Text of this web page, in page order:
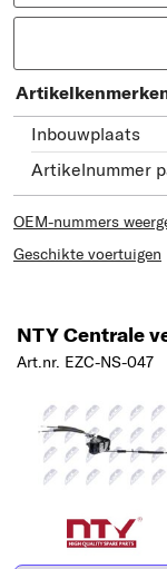
Inbouwplaats
Artikelnummer
OEM-nummers
Geschikte voertuigen
NTY Centrale
Art.nr. EZC-NS-047